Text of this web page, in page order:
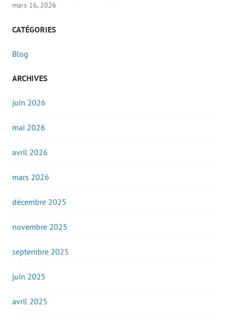
mars 16, 2026
CATÉGORIES
Blog
ARCHIVES
juin 2026
mai 2026
avril 2026
mars 2026
décembre 2025
novembre 2025
septembre 2025
juin 2025
avril 2025